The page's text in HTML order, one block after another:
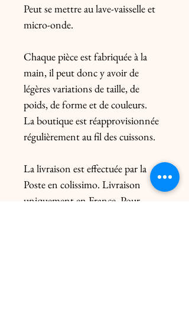
Peut se mettre au lave-vaisselle et
micro-onde.
Chaque pièce est fabriquée à la
main, il peut donc y avoir de
légères variations de taille, de
poids, de forme et de couleurs.
La boutique est réapprovisionnée
régulièrement au fil des cuissons.
La livraison est effectuée par la
Poste en colissimo. Livraison
uniquement en France. Pour